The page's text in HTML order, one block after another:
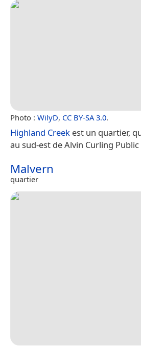
Photo : WilyD, CC BY-SA 3.0.
Highland Creek est un quartier,
au sud-est de Alvin Curling Public
Malvern
quartier